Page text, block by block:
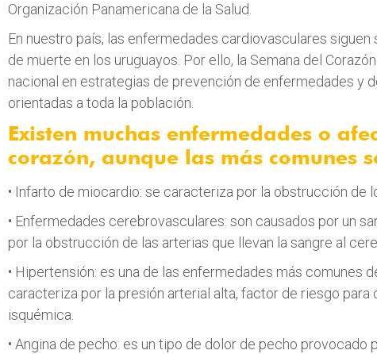
Organización Panamericana de la Salud.
En nuestro país, las enfermedades cardiovasculares siguen
de muerte en los uruguayos. Por ello, la Semana del
nacional en estrategias de prevención de enfermedades y
orientadas a toda la población.
Existen muchas enfermedades o
corazón, aunque las más comunes
• Infarto de miocardio: se caracteriza por la obstrucción de
• Enfermedades cerebrovasculares: son causados por un
por la obstrucción de las arterias que llevan la sangre al
• Hipertensión: es una de las enfermedades más comunes
caracteriza por la presión arterial alta, factor de riesgo para
isquémica.
• Angina de pecho: es un tipo de dolor de pecho provocado